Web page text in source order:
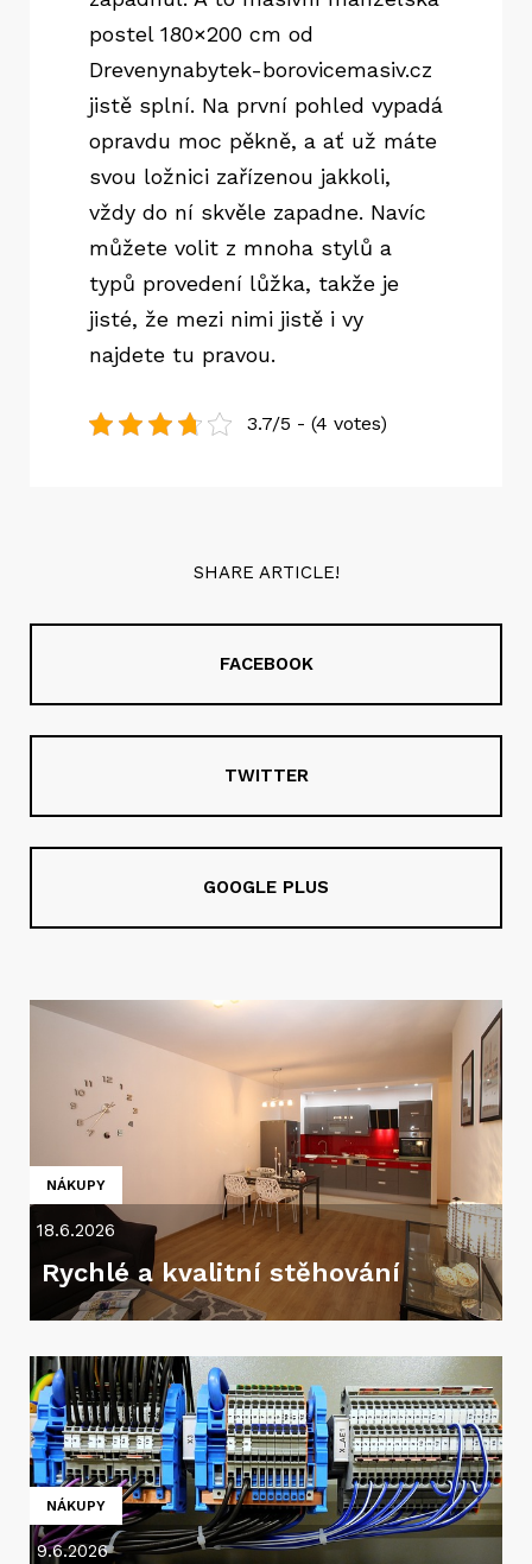
postel 180×200 cm od
Drevenynabytek-borovicemasiv.cz
jistě splní. Na první pohled vypadá
opravdu moc pěkně, a ať už máte
svou ložnici zařízenou jakkoli,
vždy do ní skvěle zapadne. Navíc
můžete volit z mnoha stylů a
typů provedení lůžka, takže je
jisté, že mezi nimi jistě i vy
najdete tu pravou.
3.7/5 - (4 votes)
SHARE ARTICLE!
FACEBOOK
TWITTER
GOOGLE PLUS
NÁKUPY
18.6.2026
Rychlé a kvalitní stěhování
NÁKUPY
9.6.2026